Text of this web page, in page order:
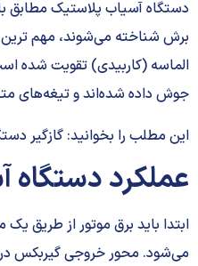
دستگاه آسیاب پلاستیک مطابق
برش شناخته می‌شوند، مهم ترین
الماسه (کاربیدی) تقویت شده
جوش داده شده‌اند و تیغه‌های
این مطلب را بخوانید: گازگیر
عملکرد دستگاه
ابتدا باید برق موتور از
می‌شود. محور خروجی گیربکس در